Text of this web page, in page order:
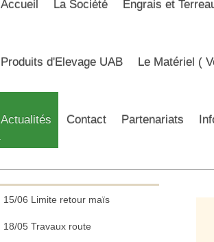
Accueil La Société Engrais et
Produits d'Elevage UAB Le Matériel (
Actualités Contact Partenariats
15/06 Limite retour maïs
18/05 Travaux route